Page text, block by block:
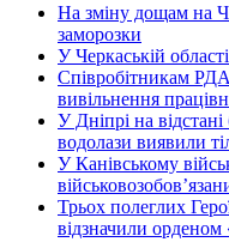
На зміну дощам на
заморозки
У Черкаській
Співробітникам
вивільнення
У Дніпрі на
водолази виявили
У Канівському
Трьох полеглих
відзначили орденом